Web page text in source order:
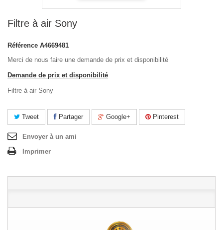
Filtre à air Sony
Référence A4669481
Merci de nous faire une demande de prix et disponibilité
Demande de prix et disponibilité
Filtre à air Sony
Tweet Partager Google+ Pinterest
Envoyer à un ami
Imprimer